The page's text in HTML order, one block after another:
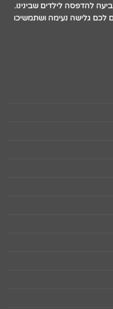
להדפסה לילדים שבינינו.
לכם גלישה נעימה ושתמשיכו